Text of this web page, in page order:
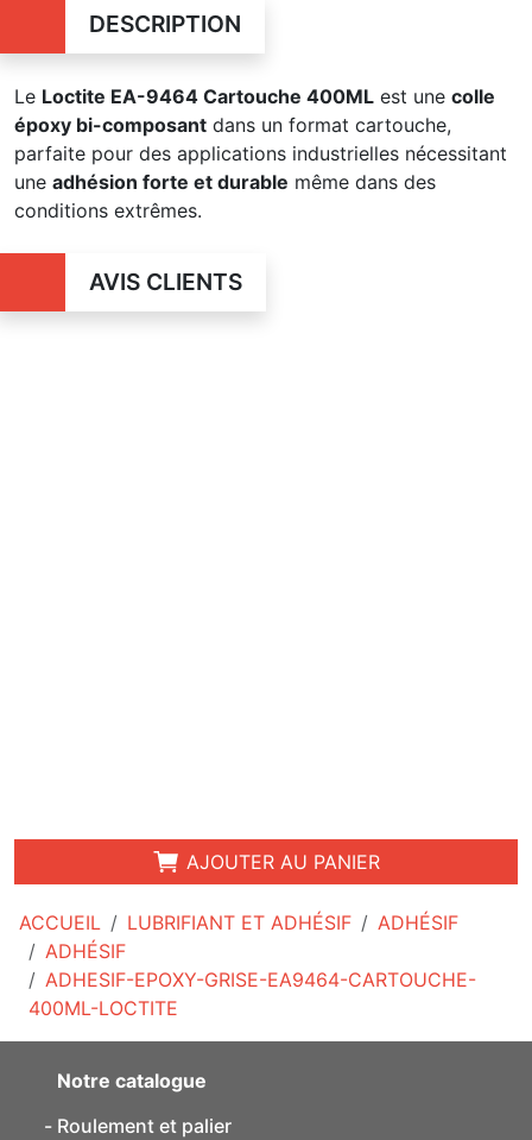
ACCUEIL LUBRIFIANT ET ADHÉSIF
ADHÉSIF
ADHÉSIF
ADHESIF-EPOXY-GRISE-EA9464-CARTOUCHE-
400ML-LOCTITE
DESCRIPTION
Le Loctite EA-9464 Cartouche 400ML est une colle
époxy bi-composant dans un format cartouche,
parfaite pour des applications industrielles nécessitant
une adhésion forte et durable même dans des
conditions extrêmes.
AVIS CLIENTS
AJOUTER AU PANIER
Notre catalogue
Roulement et palier